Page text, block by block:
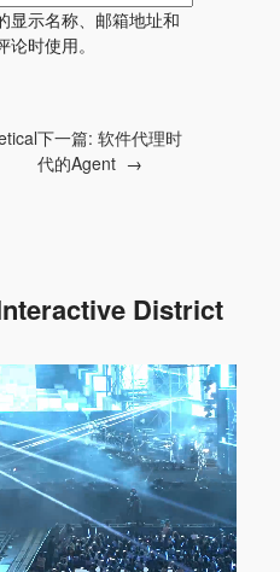
显示名称、邮箱地址和
时使用。
下一篇: 软件代理时
代的Agent →
District